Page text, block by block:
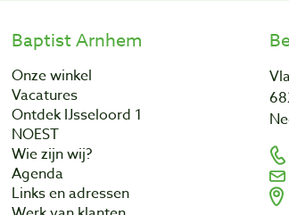
Baptist Arnhem
Onze winkel
Vacatures
Ontdek IJsseloord 1
NOEST
Wie zijn wij?
Agenda
Links en adressen